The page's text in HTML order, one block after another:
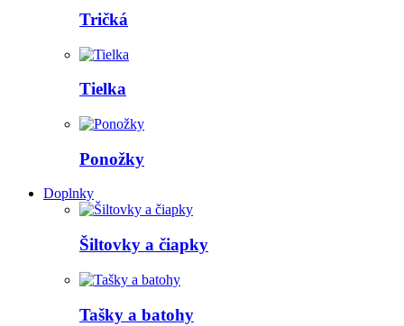
Tričká
Tielka
Ponožky
Doplnky
Šiltovky a čiapky
Tašky a batohy